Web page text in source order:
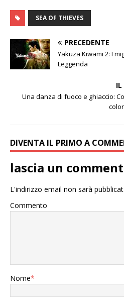
SEA OF ​​THIEVES
PRECEDENTE
Yakuza Kiwami 2: I
Leggenda
IL
Una danza di fuoco e ghiaccio:
DIVENTA IL PRIMO A
lascia un
L'indirizzo email non sarà
Commento
Nome*